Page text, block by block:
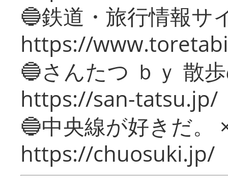
🔵鉄道・旅行情報サ
https://
🔵さんたつ ｂｙ 散
https://san-tatsu.jp/
🔵中央線が好きだ。
https://chuosuki.jp/